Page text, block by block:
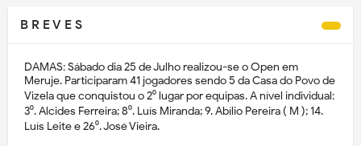
B R E V E S
DAMAS: Sábado dia 25 de Julho realizou-se o Open em
Meruje. Participaram 41 jogadores sendo 5 da Casa do Povo de
Vizela que conquistou o 2⁰ lugar por equipas. A nível individual:
3⁰. Alcides Ferreira; 8⁰. Luís Miranda; 9. Abílio Pereira ( M ); 14.
Luís Leite e 26⁰. José Vieira.